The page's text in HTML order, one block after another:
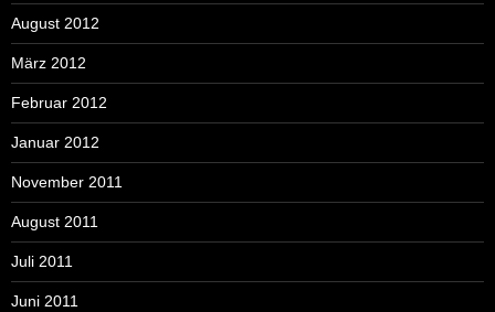
August 2012
März 2012
Februar 2012
Januar 2012
November 2011
August 2011
Juli 2011
Juni 2011